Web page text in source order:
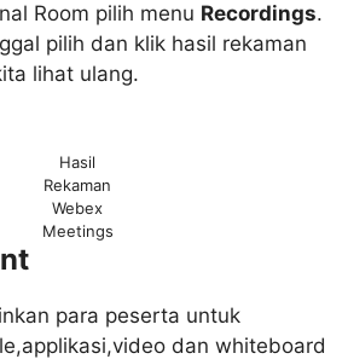
Room pilih menu Recordings.
pilih dan klik hasil rekaman
lihat ulang.
Hasil
Rekaman
Webex
Meetings
para peserta untuk
dan whiteboard